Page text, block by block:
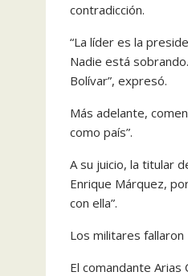
contradicción.
“La líder es la
Nadie está
Bolívar”, expresó.
Más adelante,
como país”.
A su juicio, la titular
Enrique Márquez,
con ella”.
Los militares fallaron
El comandante